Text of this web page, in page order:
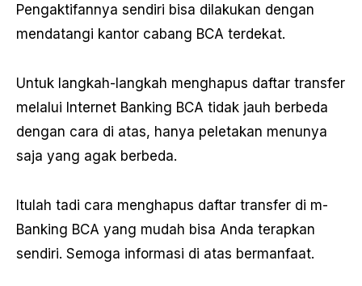
Pengaktifannya sendiri bisa dilakukan dengan
mendatangi kantor cabang BCA terdekat.
Untuk langkah-langkah menghapus daftar transfer
melalui Internet Banking BCA tidak jauh berbeda
dengan cara di atas, hanya peletakan menunya
saja yang agak berbeda.
Itulah tadi cara menghapus daftar transfer di m-
Banking BCA yang mudah bisa Anda terapkan
sendiri. Semoga informasi di atas bermanfaat.